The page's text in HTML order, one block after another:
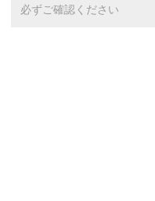
必ずご確認ください